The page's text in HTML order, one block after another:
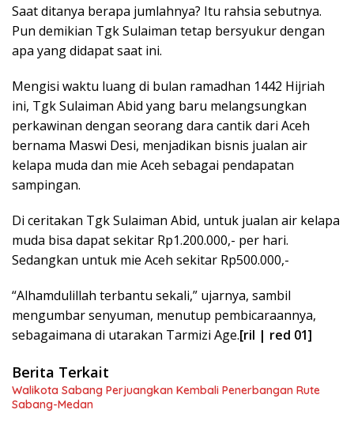
Saat ditanya berapa jumlahnya? Itu rahsia sebutnya.
Pun demikian Tgk Sulaiman tetap bersyukur dengan
apa yang didapat saat ini.
Mengisi waktu luang di bulan ramadhan 1442 Hijriah
ini, Tgk Sulaiman Abid yang baru melangsungkan
perkawinan dengan seorang dara cantik dari Aceh
bernama Maswi Desi, menjadikan bisnis jualan air
kelapa muda dan mie Aceh sebagai pendapatan
sampingan.
Di ceritakan Tgk Sulaiman Abid, untuk jualan air kelapa
muda bisa dapat sekitar Rp1.200.000,- per hari.
Sedangkan untuk mie Aceh sekitar Rp500.000,-
“Alhamdulillah terbantu sekali,” ujarnya, sambil
mengumbar senyuman, menutup pembicaraannya,
sebagaimana di utarakan Tarmizi Age.[ril | red 01]
Berita Terkait
Walikota Sabang Perjuangkan Kembali Penerbangan Rute
Sabang-Medan